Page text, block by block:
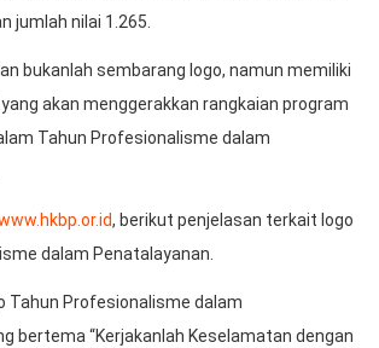
jumlah nilai 1.265.
bukanlah sembarang logo, namun memiliki
akan menggerakkan rangkaian program
Tahun Profesionalisme dalam
, berikut penjelasan terkait logo
dalam Penatalayanan.
Tahun Profesionalisme dalam
bertema “Kerjakanlah Keselamatan dengan